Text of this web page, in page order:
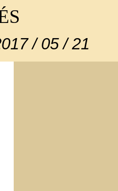
/ 05 / 21